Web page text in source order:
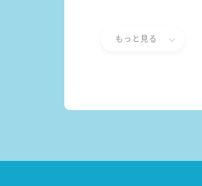
風俗で月100万円稼ぐに
もっと見る